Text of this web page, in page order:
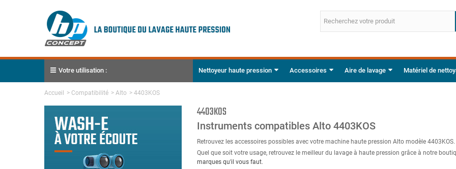
Votre utilisation : Nettoyeur haute pression Accessoires Aire de lavage Matériel de
Accueil > Compatibilité > Alto > 4403KOS
4403KOS
Instruments compatibles Alto 4403KOS
Retrouvez les accessoires possibles avec votre machine haute pression Alto modèle 4403KOS.
Quel que soit votre usage, retrouvez le meilleur du lavage à haute pression grâce à notre
marques qu'il vous faut.